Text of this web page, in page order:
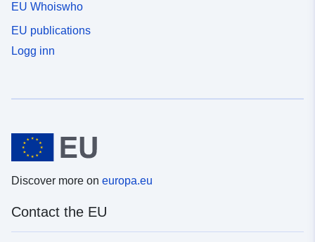
EU Whoiswho
EU publications
Logg inn
Discover more on europa.eu
Contact the EU